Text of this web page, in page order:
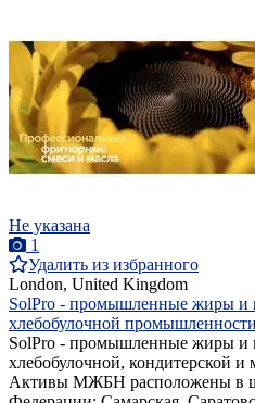
Не указана
1
Удалить из избранного
London, United Kingdom
SolPro - промышленные жиры и
хлебобулочной промышленности
SolPro - промышленные жиры и
хлебобулочной, кондитерской
Активы МЖБН расположены в